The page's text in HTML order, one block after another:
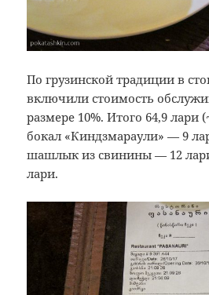
По грузинской традиции в
включили стоимость
размере 10%. Итого 64,9 лари
бокал «Киндзмараули» — 9
шашлык из свинины — 12
лари.